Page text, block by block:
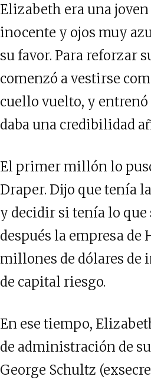
Elizabeth era una
inocente y ojos muy
su favor. Para reforzar
comenzó a vestirse
cuello vuelto, y
daba una credibilidad
El primer millón lo
Draper. Dijo que tenía
y decidir si tenía lo que
después la empresa de
millones de dólares de
de capital riesgo.
En ese tiempo,
de administración de
George Schultz